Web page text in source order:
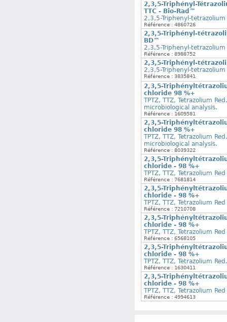
2,3,5-Triphényl-
TTC - Bio-Rad™
2,3,5-Triphenyl-
Référence : 4860726
2,3,5-Triphényl-
BD™
2,3,5-Triphenyl-
Référence : 8988752
2,3,5-Triphényl-
2,3,5-Triphenyl-
Référence : 3835841
2,3,5-
chloride 98 %+
TPTZ, TTZ, Tetrazolium
microbiological analysis.
Référence : 1609581
2,3,5-
chloride 98 %+
TPTZ, TTZ, Tetrazolium
microbiological analysis.
Référence : 8039322
2,3,5-
chloride - 98 %+
TPTZ, TTZ, Tetrazolium Red
Référence : 7681814
2,3,5-
chloride - 98 %+
TPTZ, TTZ, Tetrazolium Red
Référence : 7210708
2,3,5-
chloride - 98 %+
TPTZ, TTZ, Tetrazolium Red
Référence : 6568105
2,3,5-
chloride - 98 %+
TPTZ, TTZ, Tetrazolium Red.
Référence : 1630411
2,3,5-
chloride - 98 %+
TPTZ, TTZ, Tetrazolium Red
Référence : 4994613